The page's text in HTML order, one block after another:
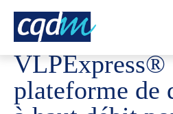
CQDM NOUVELLES ET
VLPExpress®
plateforme de